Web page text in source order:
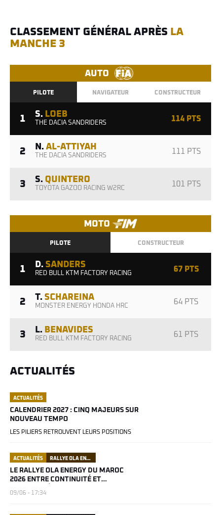
CLASSEMENT GÉNÉRAL APRÈS LA
MANCHE 3
AUTO
PILOTE NAVIGATEUR CONSTRUCTEUR
1 S. LOEB
THE DACIA SANDRIDERS
114 PTS
2 N. AL-ATTIYAH
THE DACIA SANDRIDERS
111 PTS
3 S. QUINTERO
TOYOTA GAZOO RACING W2RC
101 PTS
MOTO
PILOTE CONSTRUCTEUR
1 D. SANDERS
RED BULL KTM FACTORY RACING
67 PTS
2 T. SCHAREINA
MONSTER ENERGY HONDA HRC
64 PTS
3 L. BENAVIDES
RED BULL KTM FACTORY RACING
61 PTS
ACTUALITÉS
ACTUALITÉS
CALENDRIER 2027 : CINQ MAJEURS SUR
NOUVEAU TEMPO
LES PILIERS RETROUVENT LEURS POSITIONS
ACTUALITÉS RALLYE OLA ENERGY DU MAROC
LE RALLYE OLA ENERGY DU MAROC
2026 ENTRE CONTINUITÉ ET
09/06 - 17:34